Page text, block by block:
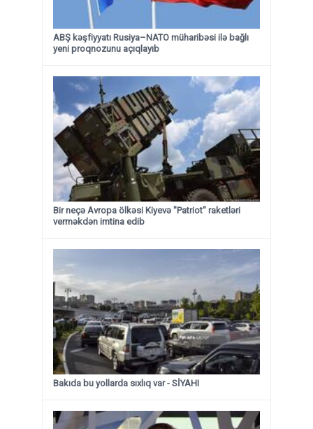
ABŞ kəşfiyyatı Rusiya–NATO müharibəsi ilə bağlı
yeni proqnozunu açıqlayıb
Bir neçə Avropa ölkəsi Kiyevə "Patriot" raketləri
verməkdən imtina edib
Bakıda bu yollarda sıxlıq var - SİYAHI